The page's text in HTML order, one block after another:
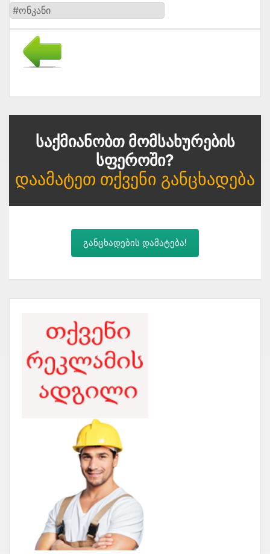
#ონკანი
Საქმიანობთ Მომსახურების
Სფეროში?
Დაამატეთ Თქვენი Განცხადება
განცხადების დამატება!